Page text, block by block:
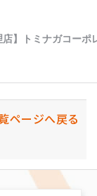
ページへ戻る